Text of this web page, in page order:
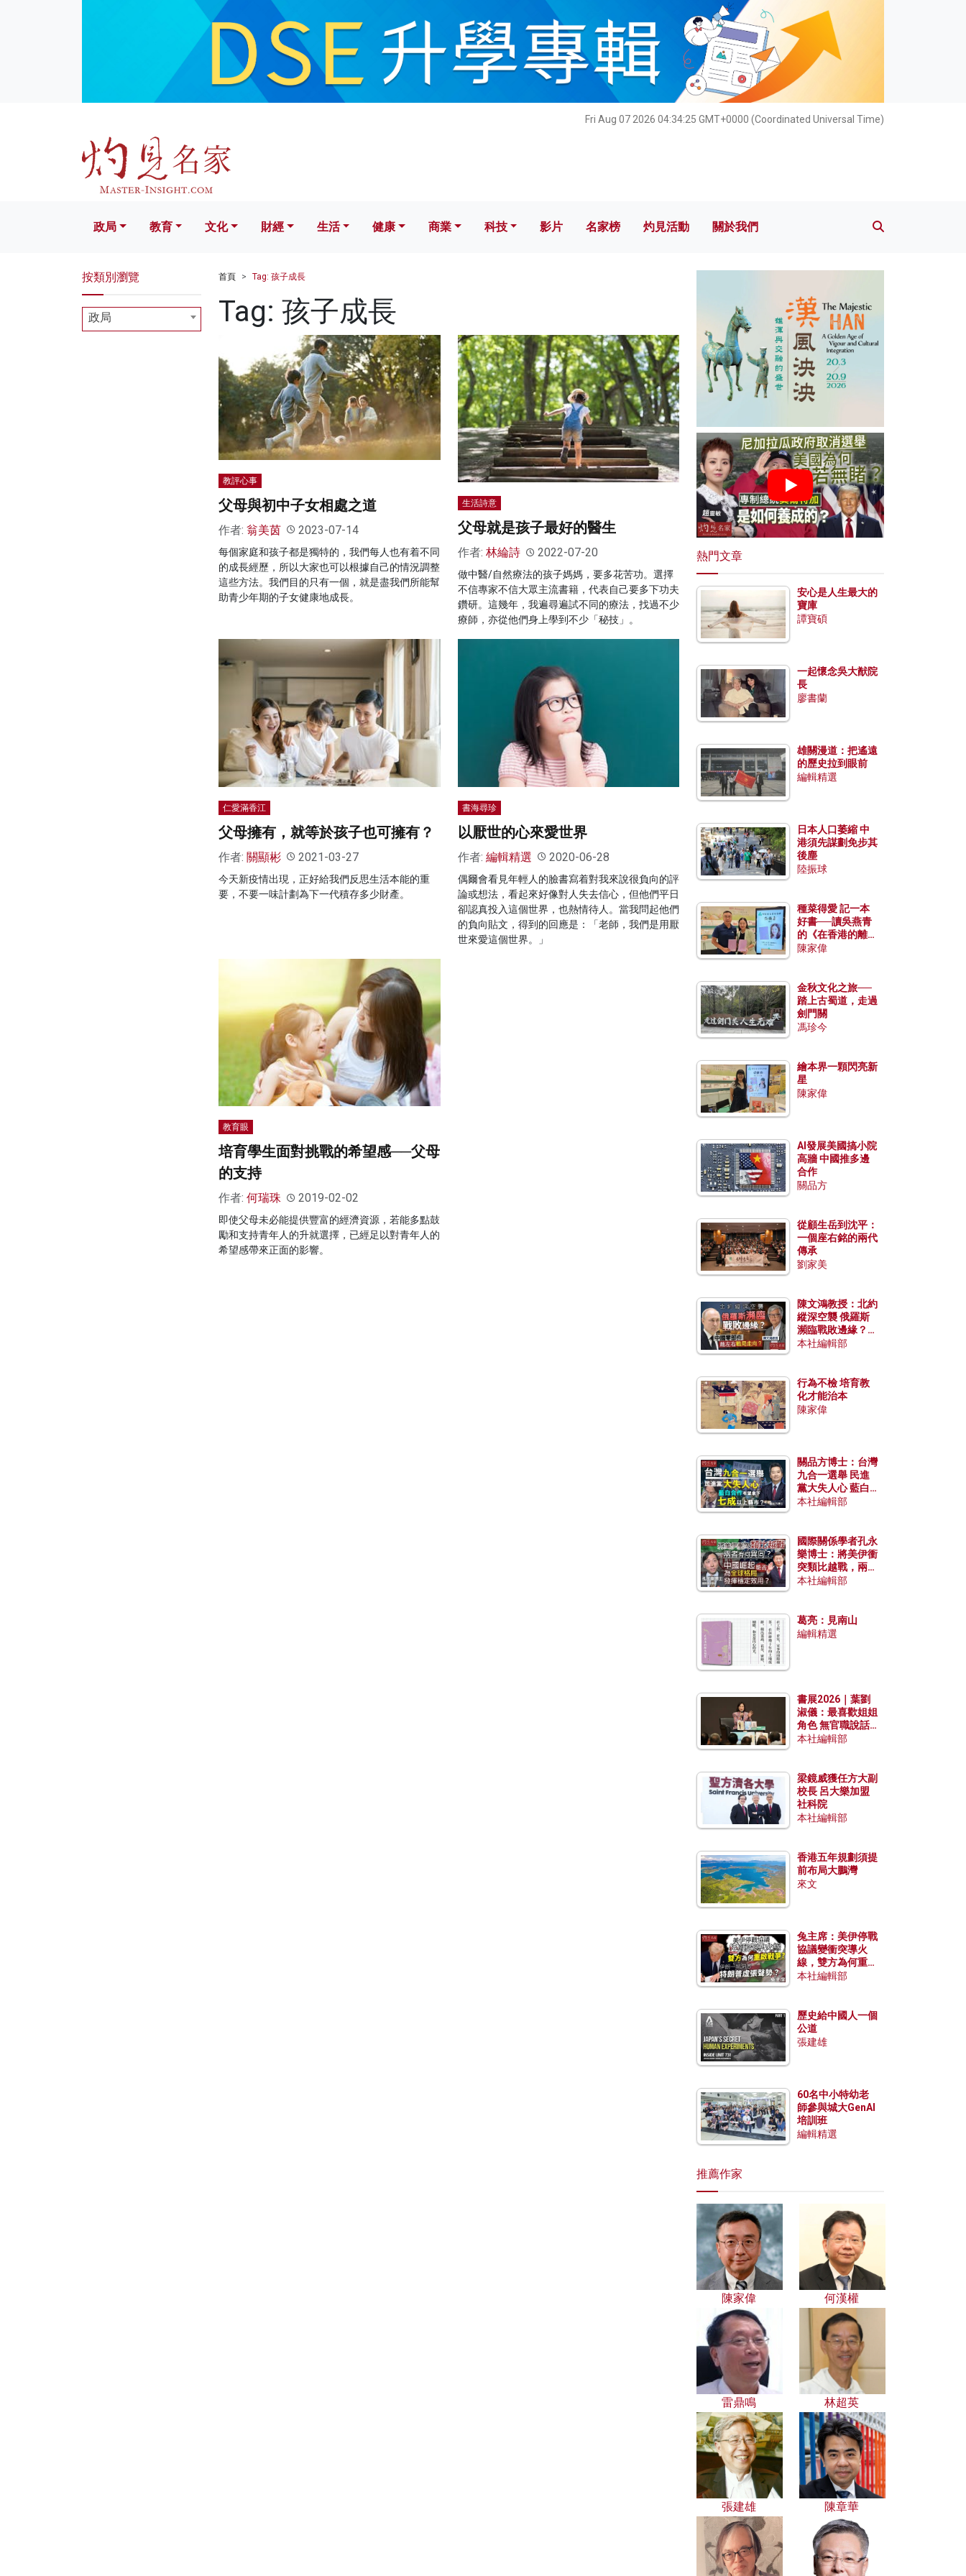
Fri Aug 07 2026 04:34:26 GMT+0000 (Coordinated Universal Time)
文化 財經 生活 健康 科技 影片 名家榜 灼見活動 關於我們
政局 教育 文化 財經 生活 健康 商業 科技 影片 名家榜 灼見活動 關於我們
首頁 Tag: 孩子成長
Tag: 孩子成長
教評心事
父母與初中子女相處之道
作者: 翁美茵 2023-07-14
每個家庭和孩子都是獨特的，我們每人也有着不同
的成長經歷，所以大家也可以根據自己的情況調整
這些方法。我們目的只有一個，就是盡我們所能幫
助青少年期的子女健康地成長。
生活詩意
父母就是孩子最好的醫生
作者: 林綸詩 2022-07-20
做中醫/自然療法的孩子媽媽，要多花苦功。選擇
不信專家不信大眾主流書籍，代表自己要多下功夫
鑽研。這幾年，我遍尋遍試不同的療法，找過不少
療師，亦從他們身上學到不少「秘技」。
仁愛滿香江
父母擁有，就等於孩子也可擁有？
作者: 關顯彬 2021-03-27
今天新疫情出現，正好給我們反思生活本能的重
要，不要一味計劃為下一代積存多少財產。
書海尋珍
以厭世的心來愛世界
作者: 編輯精選 2020-06-28
偶爾會看見年輕人的臉書寫着對我來說很負向的評
論或想法，看起來好像對人失去信心，但他們平日
卻認真投入這個世界，也熱情待人。當我問起他們
的負向貼文，得到的回應是：「老師，我們是用厭
世來愛這個世界。」
教育眼
培育學生面對挑戰的希望感──父母
的支持
作者: 何瑞珠 2019-02-02
即使父母未必能提供豐富的經濟資源，若能多點鼓
勵和支持青年人的升就選擇，已經足以對青年人的
希望感帶來正面的影響。
按類別瀏覽
政局
熱門文章
安心是人生最大的
寶庫
譚寶碩
一起懷念吳大猷院
長
廖書蘭
雄關漫道：把遙遠
的歷史拉到眼前
編輯精選
日本人口萎縮 中
港須先謀劃免步其
後塵
陸振球
種菜得愛 記一本
好書──讀吳燕青
的《在香港的離島
種菜》
陳家偉
金秋文化之旅──
踏上古蜀道，走過
劍門關
馮珍今
繪本界一顆閃亮新
星
陳家偉
AI發展美國搞小院
高牆 中國推多邊
合作
關品方
從顧生岳到沈平：
一個座右銘的兩代
傳承
劉家美
陳文鴻教授：北約
縱深空襲 俄羅斯
瀕臨戰敗邊緣？中
國零部件能左右戰
本社編輯部
行為不檢 培育教
化才能治本
陳家偉
關品方博士：台灣
九合一選舉 民進
黨大失人心 藍白
合作有望拿下七成
本社編輯部
國際關係學者孔永
樂博士：將美伊衝
突類比越戰，兩者
有何異同？中國崛
本社編輯部
葛亮：見南山
編輯精選
書展2026｜葉劉
淑儀：最喜歡姐姐
角色 無官職說話
包袱少
本社編輯部
梁鏡威獲任方大副
校長 呂大樂加盟
社科院
本社編輯部
香港五年規劃須提
前布局大鵬灣
來文
兔主席：美伊停戰
協議變衝突導火
線，雙方為何重啟
戰爭？伊朗一早洞
本社編輯部
歷史給中國人一個
公道
張建雄
60名中小特幼老
師參與城大GenAI
培訓班
編輯精選
推薦作家
陳家偉 何漢權
雷鼎鳴 林超英
張建雄 陳章華